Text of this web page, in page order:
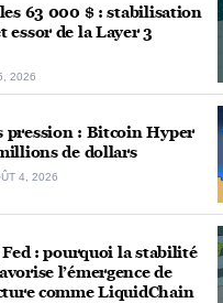
63 000 $ : stabilisation
essor de la Layer 3
2026
pression : Bitcoin Hyper
de dollars
4, 2026
Fed : pourquoi la stabilité
l’émergence de
comme LiquidChain